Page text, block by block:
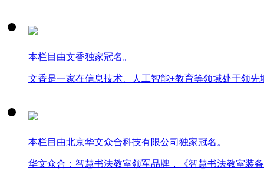
本栏目由文香独家冠名。
文香是一家在信息技术、人工智能+教育等领域处于领
本栏目由北京华文众合科技有限公司独家冠名。
华文众合：智慧书法教室领军品牌，《智慧书法教室装